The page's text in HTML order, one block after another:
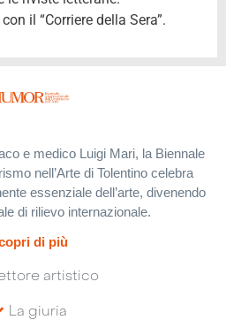
il “Corriere della Sera”.
e medico Luigi Mari, la Biennale
nell’Arte di Tolentino celebra
essenziale dell’arte, divenendo
di rilievo internazionale.
di più
artistico
La giuria